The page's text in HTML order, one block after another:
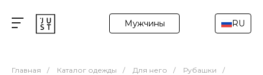
Мужчины RU
Главная / Каталог одежды / Для него / Рубашки
/